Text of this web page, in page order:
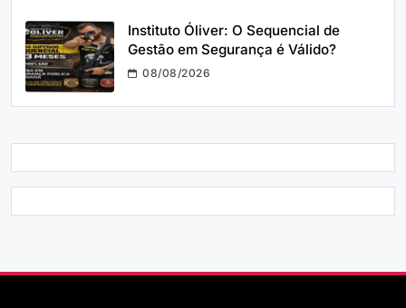
Instituto Óliver: O Sequencial de
Gestão em Segurança é Válido?
08/08/2026